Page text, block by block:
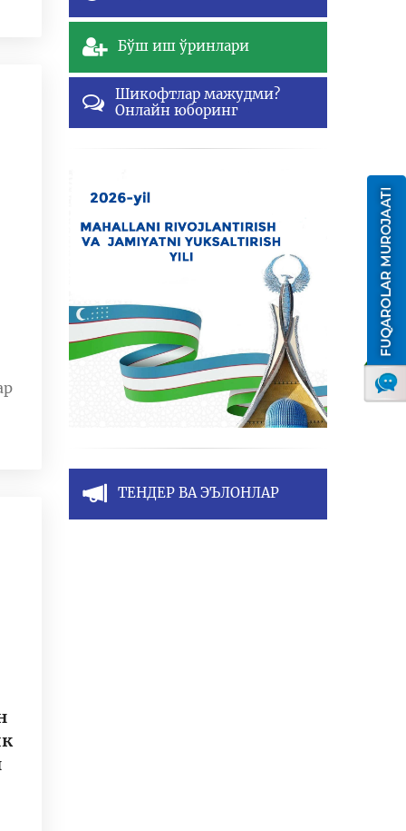
Бўш иш ўринлари
Шикофтлар мажудми?
Онлайн юборинг
ТЕНДЕР ВА ЭЪЛОНЛАР